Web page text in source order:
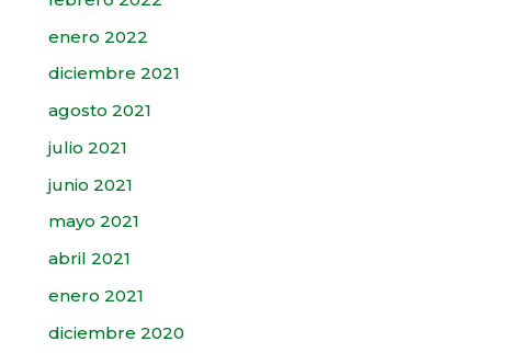
enero 2022
diciembre 2021
agosto 2021
julio 2021
junio 2021
mayo 2021
abril 2021
enero 2021
diciembre 2020